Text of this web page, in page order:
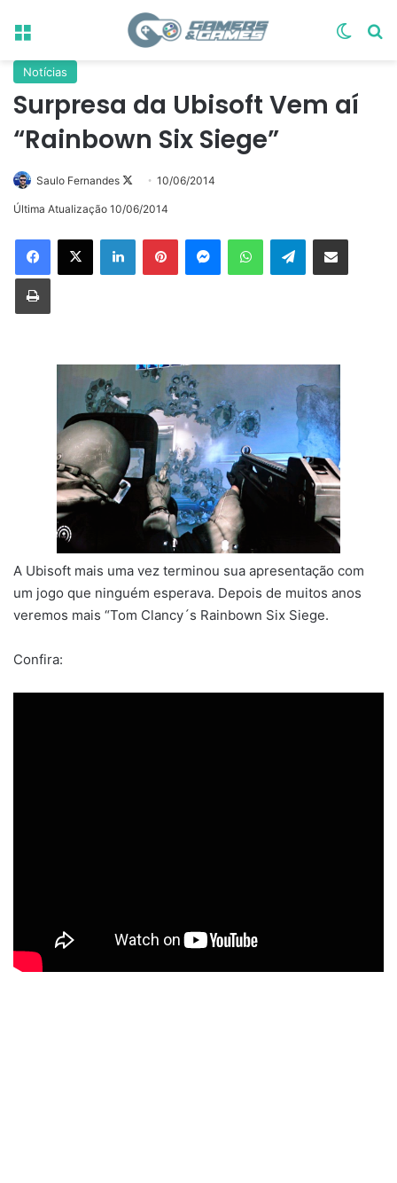
Menu
Notícias
Surpresa da Ubisoft Vem aí
“Rainbown Six Siege”
Saulo Fernandes
Follow
on
10/06/2014
Última Atualização 10/06/2014
LinkedinPinterestMessengerWhatsAppTelegramCompartilhar via e-mail
Imprimir
A Ubisoft mais uma vez terminou sua apresentação com
um jogo que ninguém esperava. Depois de muitos anos
veremos mais “Tom Clancy´s Rainbown Six Siege.
Confira: